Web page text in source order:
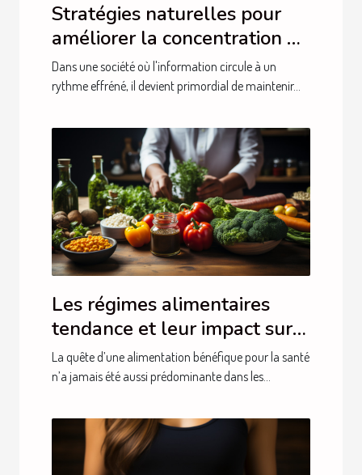
Stratégies naturelles pour
améliorer la concentration et
la mémoire
Dans une société où l'information circule à un
rythme effréné, il devient primordial de maintenir...
Les régimes alimentaires
tendance et leur impact sur
notre santé
La quête d’une alimentation bénéfique pour la santé
n’a jamais été aussi prédominante dans les...